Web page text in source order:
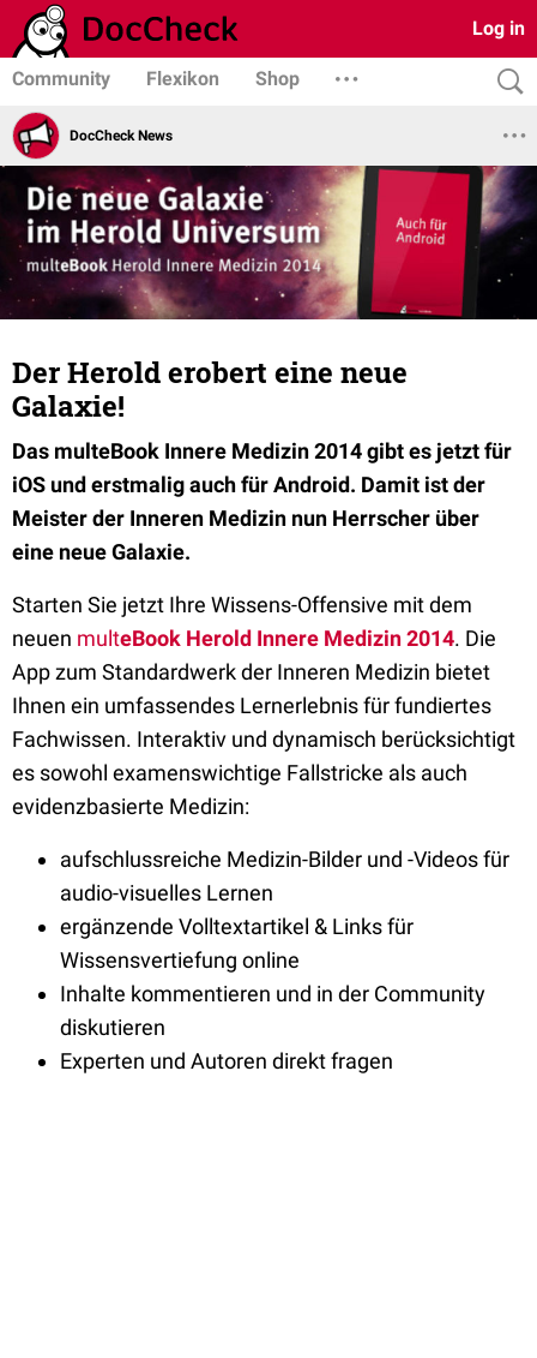
Log in
Community Flexikon Shop
DocCheck News
Der Herold erobert eine neue
Galaxie!
Das multeBook Innere Medizin 2014 gibt es jetzt für
iOS und erstmalig auch für Android. Damit ist der
Meister der Inneren Medizin nun Herrscher über
eine neue Galaxie.
Starten Sie jetzt Ihre Wissens-Offensive mit dem
neuen multeBook Herold Innere Medizin 2014. Die
App zum Standardwerk der Inneren Medizin bietet
Ihnen ein umfassendes Lernerlebnis für fundiertes
Fachwissen. Interaktiv und dynamisch berücksichtigt
es sowohl examenswichtige Fallstricke als auch
evidenzbasierte Medizin:
aufschlussreiche Medizin-Bilder und -Videos für
audio-visuelles Lernen
ergänzende Volltextartikel & Links für
Wissensvertiefung online
Inhalte kommentieren und in der Community
diskutieren
Experten und Autoren direkt fragen